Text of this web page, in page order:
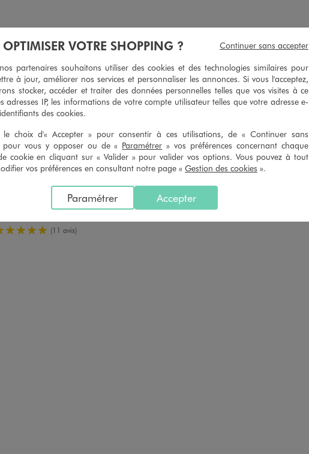
1 coloris
ECRU
en maille sherpa fille
19,99 €
5/5 de moyenne
(11 avis)
Disponible en 2 colorisBLANC STANDARD
ROSE VIF
Veste sans manches en sherpa à boutons pression fille
15,99 €
OPTIMISER VOTRE SHOPPING ?
partenaires souhaitons utiliser des cookies et des technologies similaires pour
à jour, améliorer nos services et personnaliser les annonces. Si vous l'acceptez,
stocker, accéder et traiter des données personnelles telles que vos visites à ce
adresses IP, les informations de votre compte utilisateur telles que votre adresse e-
des cookies.
le choix d'« Accepter » pour consentir à ces utilisations, de « Continuer sans
pour vous y opposer ou de « Paramétrer » vos préférences concernant chaque
cookie en cliquant sur « Valider » pour valider vos options. Vous pouvez à tout
vos préférences en consultant notre page « Gestion des cookies ».
Accepter
Paramétrer
Continuer sans accepter